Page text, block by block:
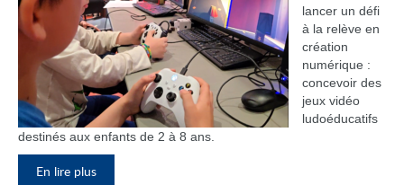
lancer un défi
à la relève en
création
numérique :
concevoir des
jeux vidéo
ludoéducatifs
destinés aux enfants de 2 à 8 ans.
En lire plus